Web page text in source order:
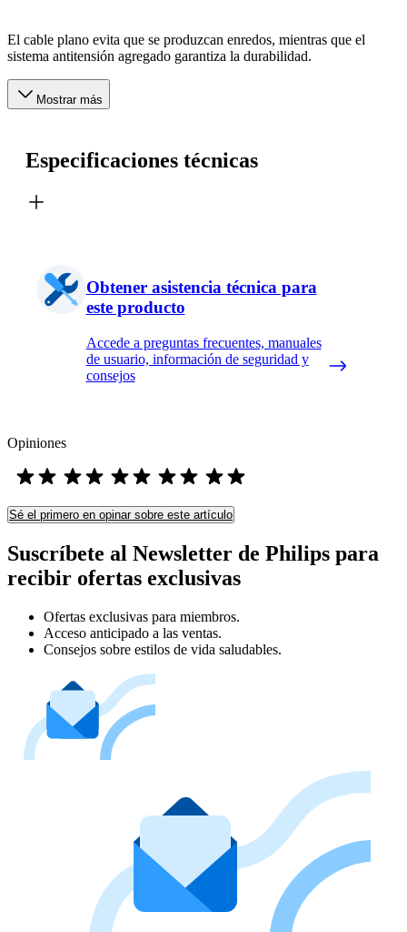
El cable plano evita que se produzcan enredos, mientras que el
sistema antitensión agregado garantiza la durabilidad.
Mostrar más
Especificaciones técnicas
Obtener asistencia técnica para
este producto
Accede a preguntas frecuentes, manuales
de usuario, información de seguridad y
consejos
Opiniones
Sé el primero en opinar sobre este artículo
Suscríbete al Newsletter de Philips para
recibir ofertas exclusivas
Ofertas exclusivas para miembros.
Acceso anticipado a las ventas.
Consejos sobre estilos de vida saludables.